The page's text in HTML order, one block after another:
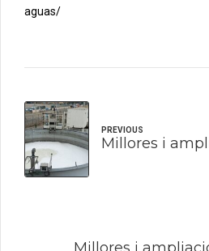
aguas/
PREVIOUS
Millores i